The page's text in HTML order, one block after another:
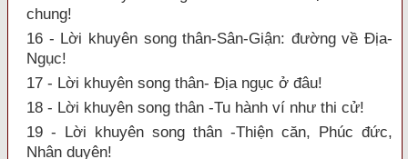
chung!
16 - Lời khuyên song thân-Sân-Giận: đường về Địa-
Ngục!
17 - Lời khuyên song thân- Địa ngục ở đâu!
18 - Lời khuyên song thân -Tu hành ví như thi cử!
19 - Lời khuyên song thân -Thiện căn, Phúc đức,
Nhân duyên!